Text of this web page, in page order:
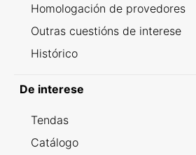
Homologación de provedores
Outras cuestións de interese
Histórico
De interese
Tendas
Catálogo